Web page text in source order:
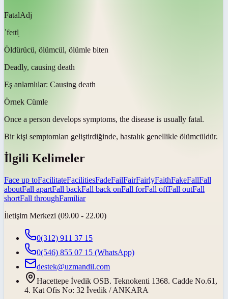
FatalAdj
ˈfeɪtl̩
Öldürücü, ölümcül, ölümle biten
Deadly, causing death
Eş anlamlılar: Causing death
Örnek Cümle
Once a person develops symptoms, the disease is usually fatal.
Bir kişi semptomları geliştirdiğinde, hastalık genellikle ölümcüldür.
İlgili Kelimeler
Face up toFacilitateFacilitiesFadeFailFairFairlyFaithFakeFallFall
aboutFall apartFall backFall back onFall forFall offFall outFall
shortFall throughFamiliar
İletişim Merkezi (09.00 - 22.00)
0(312) 911 37 15
0(546) 855 07 15 (WhatsApp)
destek@uzmandil.com
Hacettepe İvedik OSB. Teknokenti 1368. Cadde No.61,
4. Kat Ofis No: 32 İvedik / ANKARA